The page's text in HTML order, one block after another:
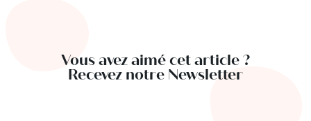
Vous avez aimé cet article ?
Recevez notre Newsletter